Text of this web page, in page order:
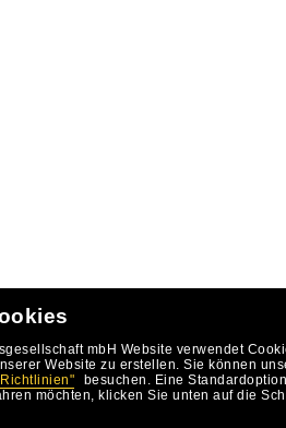
mbH Website verwendet
Website zu erstellen. Sie können
besuchen. Eine
möchten, klicken Sie unten auf die